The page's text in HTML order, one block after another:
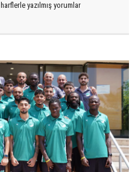
yazılmış yorumlar